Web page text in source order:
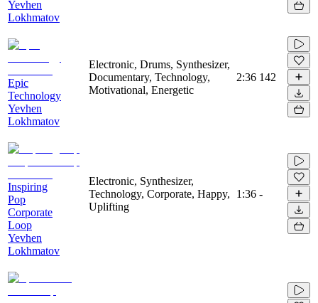
Yevhen
Lokhmatov
Epic
Technology
Yevhen
Lokhmatov
Electronic, Drums, Synthesizer,
Documentary, Technology,
Motivational, Energetic
2:36 142
Inspiring
Pop
Corporate
Loop
Yevhen
Lokhmatov
Electronic, Synthesizer,
Technology, Corporate, Happy,
Uplifting
1:36 -